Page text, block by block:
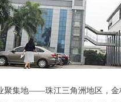
聚集地——珠江三角洲地区，